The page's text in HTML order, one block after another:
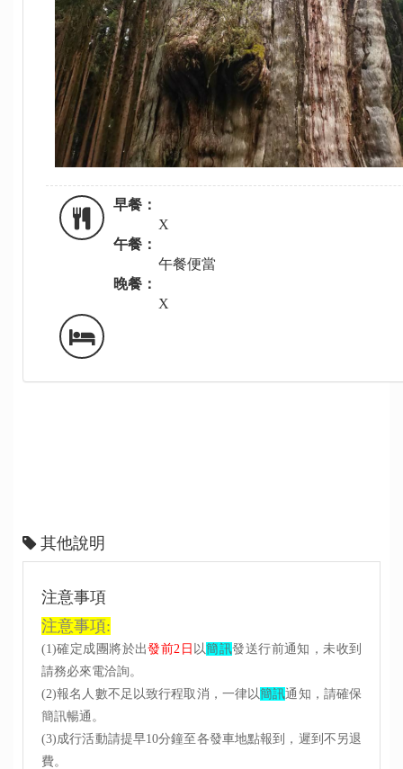
早餐：
X
午餐：
午餐便當
晚餐：
X
其他說明
注意事項
注意事項:
(1)確定成團將於出發前2日 以簡訊發送行前通知，未收到
請務必來電洽詢。
(2)報名人數不足以致行程取消，一律以簡訊通知，請確保
簡訊暢通。
(3)成行活動請提早10分鐘至各發車地點報到，遲到不另退
費。